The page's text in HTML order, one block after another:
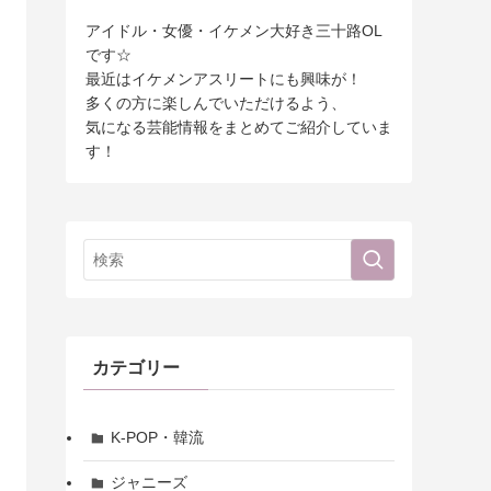
アイドル・女優・イケメン大好き三十路OL
です☆
最近はイケメンアスリートにも興味が！
多くの方に楽しんでいただけるよう、
気になる芸能情報をまとめてご紹介していま
す！
カテゴリー
K-POP・韓流
ジャニーズ